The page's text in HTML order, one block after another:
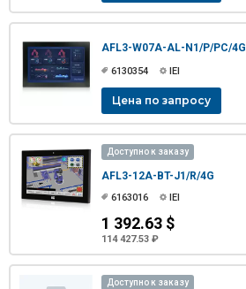
AFL3-W07A-AL-N1/P/PC/4G
6130354 IEI
Цена по запросу
Доступно к заказу
AFL3-12A-BT-J1/R/4G
6163016 IEI
1 392.63 $
114 427.53 ₽
Доступно к заказу